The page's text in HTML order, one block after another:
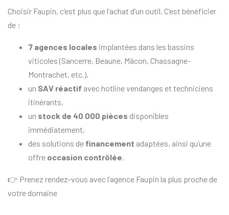
Choisir Faupin, c’est plus que l’achat d’un outil. C’est bénéficier
de :
7 agences locales implantées dans les bassins
viticoles (Sancerre, Beaune, Mâcon, Chassagne-
Montrachet, etc.),
un SAV réactif avec hotline vendanges et techniciens
itinérants,
un stock de 40 000 pièces disponibles
immédiatement,
des solutions de financement adaptées, ainsi qu’une
offre occasion contrôlée.
👉 Prenez rendez-vous avec l’agence Faupin la plus proche de
votre domaine